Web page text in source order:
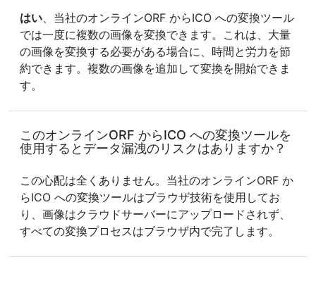
はい、当社のオンラインORF からICO への変換ツール
では一度に複数の画像を変換できます。これは、大量
の画像を変換する必要がある場合に、時間と労力を節
約できます。複数の画像を追加して変換を開始できま
す。
このオンラインORF からICO への変換ツールを
使用するとデータ漏洩のリスクはありますか？
この心配は全くありません。当社のオンラインORF か
らICO への変換ツールはブラウザ技術を使用してお
り、画像はクラウドサーバーにアップロードされず、
すべての変換プロセスはブラウザ内で完了します。